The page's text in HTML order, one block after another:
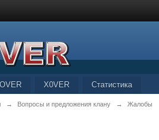
X0VER Статистика
→ Вопросы и предложения клану → Жалобы